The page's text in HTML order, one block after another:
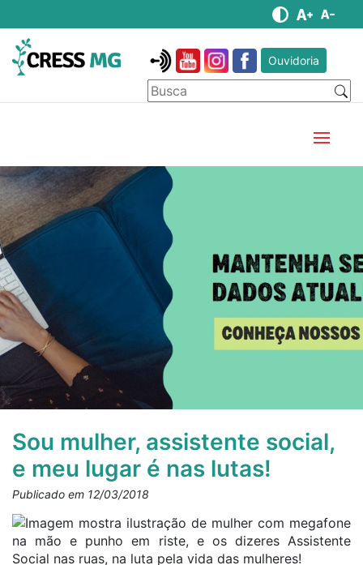
Ouvidoria
Sou mulher, assistente social,
e meu lugar é nas lutas!
Publicado em 12/03/2018